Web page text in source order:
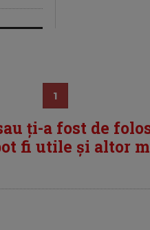
1
ți-a fost de
fi utile și altor